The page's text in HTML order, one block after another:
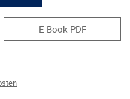
E-Book PDF